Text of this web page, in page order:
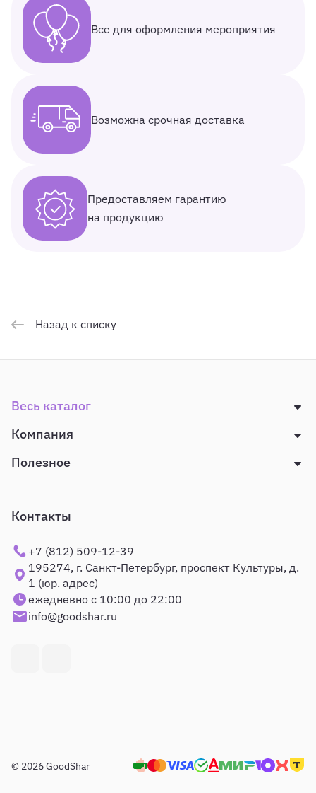
Все для оформления мероприятия
Возможна срочная доставка
Предоставляем гарантию
на продукцию
Назад к списку
Весь каталог
Компания
Полезное
Контакты
+7 (812) 509-12-39
195274, г. Санкт-Петербург, проспект Культуры, д.
1 (юр. адрес)
ежедневно с 10:00 до 22:00
info@goodshar.ru
© 2026 GoodShar